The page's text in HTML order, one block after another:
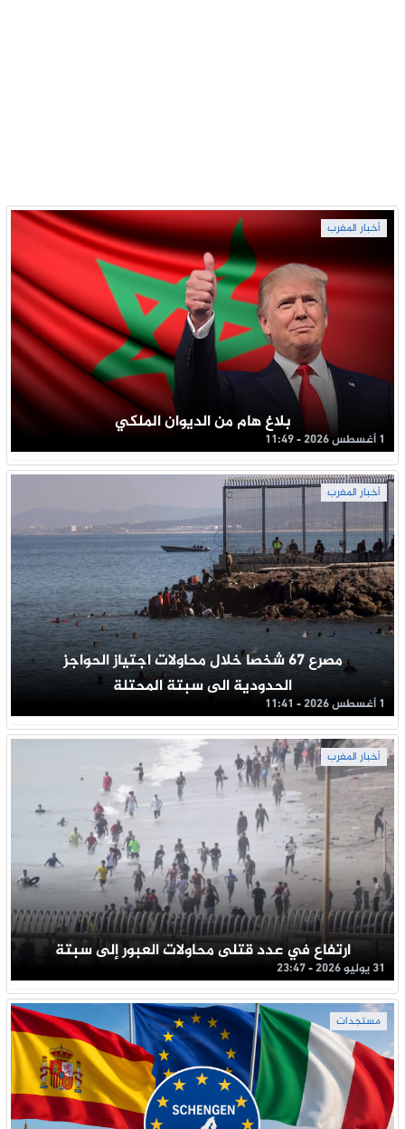
أخبار المغرب
بلاغ هام من الديوان الملكي
1 أغسطس 2026 - 11:49
أخبار المغرب
مصرع 67 شخصا خلال محاولات اجتياز الحواجز
الحدودية الى سبتة المحتلة
1 أغسطس 2026 - 11:41
أخبار المغرب
ارتفاع في عدد قتلى محاولات العبور إلى سبتة
31 يوليو 2026 - 23:47
مستجدات